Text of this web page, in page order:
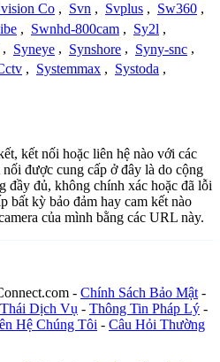
Co , Svn , Svplus , Sw360 ,
, Swnhd-800cam , Sy2l ,
, Syneye , Synshore , Syny-snc ,
, Systemmax , Systoda ,
kết nối hoặc liên hệ nào với các
được cung cấp ở đây là do cộng
đầy đủ, không chính xác hoặc đã lỗi
bất kỳ bảo đảm hay cam kết nào
của mình bằng các URL này.
- Chính Sách Bảo Mật -
Dịch Vụ - Thông Tin Pháp Lý -
Hệ Chúng Tôi - Câu Hỏi Thường